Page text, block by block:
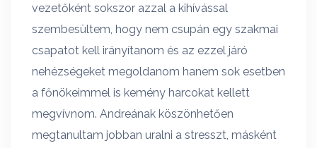
vezetőként sokszor azzal a kihívással
szembesültem, hogy nem csupán egy szakmai
csapatot kell irányítanom és az ezzel járó
nehézségeket megoldanom hanem sok esetben
a főnökeimmel is kemény harcokat kellett
megvívnom. Andreának köszönhetően
megtanultam jobban uralni a stresszt, másként